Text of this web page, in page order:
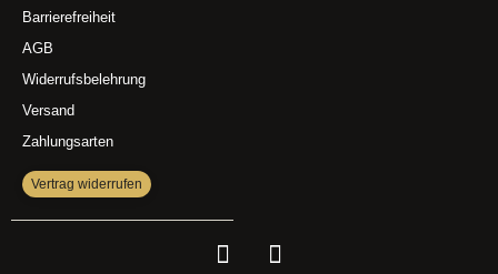
Barrierefreiheit
AGB
Widerrufsbelehrung
Versand
Zahlungsarten
Vertrag widerrufen